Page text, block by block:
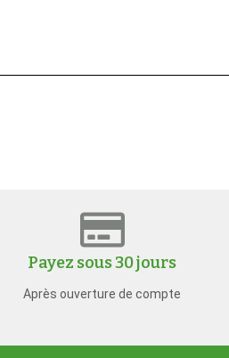
Payez sous 30 jours
Après ouverture de compte